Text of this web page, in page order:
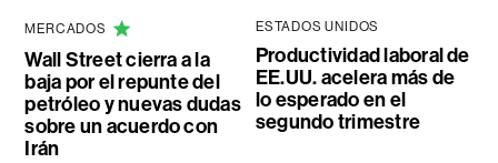
MERCADOS
Wall Street cierra a la
baja por el repunte del
petróleo y nuevas dudas
sobre un acuerdo con
Irán
ESTADOS UNIDOS
Productividad laboral de
EE.UU. acelera más de
lo esperado en el
segundo trimestre